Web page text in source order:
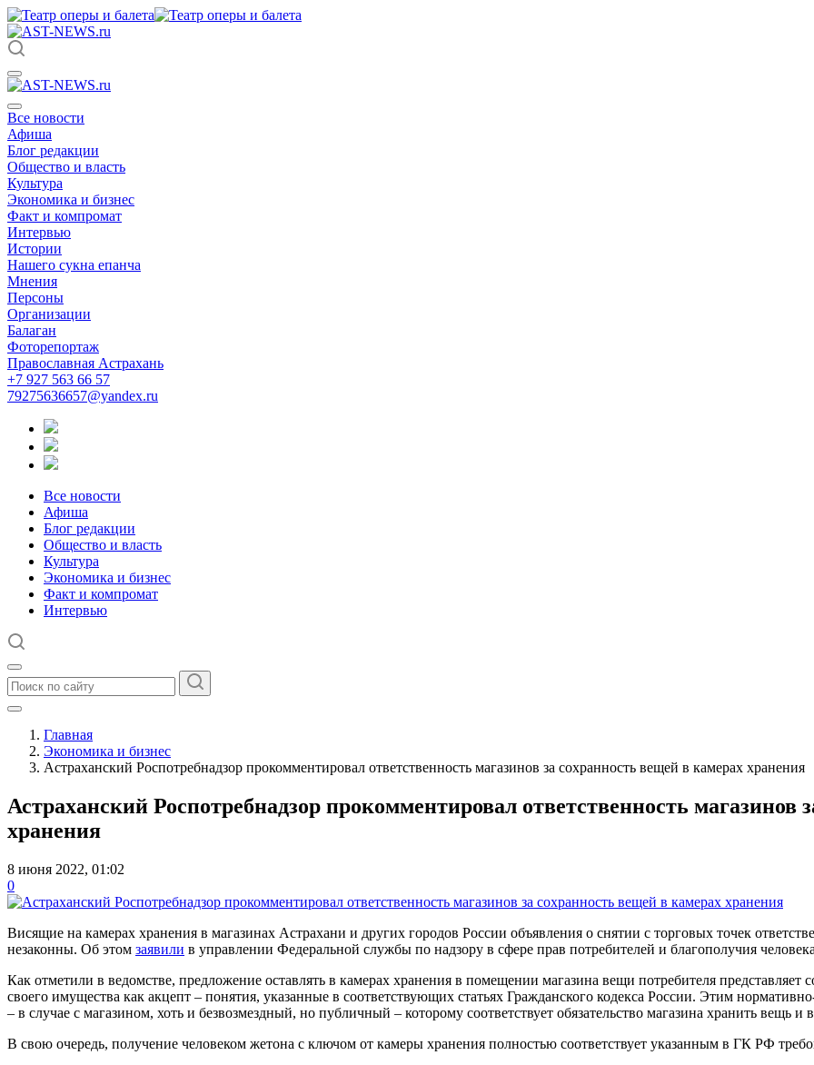
Все новости
Афиша
Блог редакции
Общество и власть
Культура
Экономика и бизнес
Факт и компромат
Интервью
Истории
Нашего сукна епанча
Мнения
Персоны
Организации
Балаган
Фоторепортаж
Православная Астрахань
+7 927 563 66 57
79275636657@yandex.ru
Все новости
Афиша
Блог редакции
Общество и власть
Культура
Экономика и бизнес
Факт и компромат
Интервью
Главная
Экономика и бизнес
Астраханский Роспотребнадзор прокомментировал ответственность магазинов за сохранность вещей в камерах хранения
Астраханский Роспотребнадзор прокомментировал ответственность магазинов
хранения
8 июня 2022, 01:02
0
Висящие на камерах хранения в магазинах Астрахани и других городов России объявления о снятии с торговых точек
незаконны. Об этом заявили в управлении Федеральной службы по надзору в сфере прав потребителей и благополучия
Как отметили в ведомстве, предложение оставлять в камерах хранения в помещении магазина вещи потребителя
своего имущества как акцепт – понятия, указанные в соответствующих статьях Гражданского кодекса России. Этим
– в случае с магазином, хоть и безвозмездный, но публичный – которому соответствует обязательство магазина хранить вещь и
В свою очередь, получение человеком жетона с ключом от камеры хранения полностью соответствует указанным в ГК РФ